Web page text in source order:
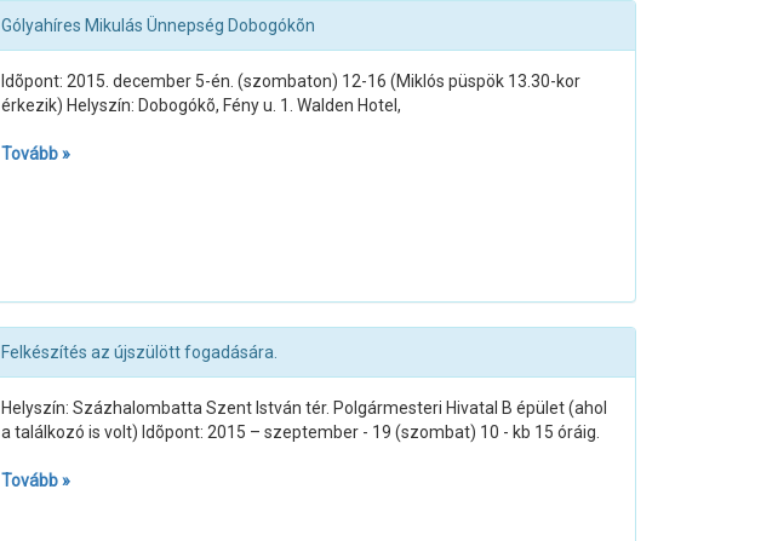
Gólyahíres Mikulás Ünnepség Dobogókõn
Idõpont: 2015. december 5-én. (szombaton) 12-16 (Miklós püspök 13.30-kor
érkezik) Helyszín: Dobogókõ, Fény u. 1. Walden Hotel,
Tovább »
Felkészítés az újszülött fogadására.
Helyszín: Százhalombatta Szent István tér. Polgármesteri Hivatal B épület (ahol
a találkozó is volt) Idõpont: 2015 – szeptember - 19 (szombat) 10 - kb 15 óráig.
Tovább »